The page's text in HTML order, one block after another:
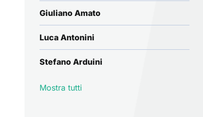
Giuliano Amato
Luca Antonini
Stefano Arduini
Mostra tutti